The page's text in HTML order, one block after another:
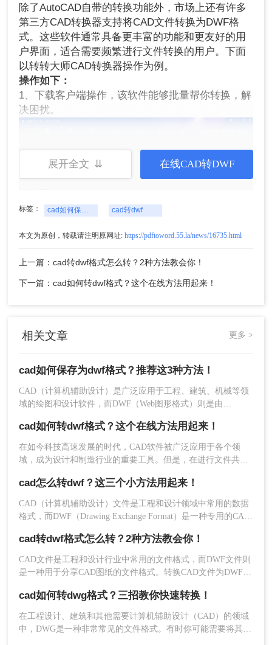
除了AutoCAD自带的转换功能外，市场上还有许多
第三方CAD转换器支持将CAD文件转换为DWF格
式。这些软件通常具备更丰富的功能和更友好的用
户界面，适合需要频繁进行文件转换的用户。下面
以转转大师CAD转换器操作为例。
操作如下：
1、下载客户端操作，该软件能够批量帮你转换，解
决困扰。
简单啦~
三、使用在线转换工具
随着互联网技术的发展，许多在线转换工具提供将
CAD文件转换为DWF格式的功能。这些工具通常易
转大师在线转换工具进行转换操作为例。
操作如下：
1、打开在线cad转dwf网址
https://pdftoword.55.la/cad2dwf/
2、点击添加文件，将需要转换的CAD文件上传上来。
展开全文 ⇊ 在线CAD转DWF
标签： cad如何保存为dwf格式 cad转dwf
本文为原创，转载请注明原网址: https://pdftoword.55.la/news/16735.html
上一篇：cad转dwf格式怎么转？2种方法教会你！
下一篇：cad如何转dwf格式？这个在线方法用起来！
相关文章 更多 >
cad如何保存为dwf格式？推荐这3种方法！
CAD（计算机辅助设计）是广泛应用于工程、建筑、机械等领
域的绘图和设计软件，而DWF（Web图形格式）则是由
计数据。将CAD文件保存为DWF格式，可以方便设计数据的查
看、评审和打印，同时减少文件体积，加快传输速度。那么cad
如何保存为dwf格式呢？以下是几种将CAD文件保存为DWF格
cad如何转dwf格式？这个在线方法用起来！
在如今科技高速发展的时代，CAD软件被广泛应用于各个领
域，成为设计和制造行业的重要工具。但是，在进行文件共享
DWF格式更加适合展示和浏览CAD设计。
cad怎么转dwf？这三个小方法用起来！
CAD（计算机辅助设计）文件是工程和设计领域中常用的数据
格式，而DWF（Drawing Exchange Format）是一种专用的CAD
格式可以方便地与他人共享设计文件，同时保持较高的文件质
量和安全性。那么cad怎么转dwf呢？本文将介绍三种将CAD文
件转换为DWF格式的方法，帮助您更好地管理和分享设计数
cad转dwf格式怎么转？2种方法教会你！
CAD文件是工程和设计行业中常用的文件格式，而DWF文件则
是一种用于分享CAD图纸的文件格式。转换CAD文件为DWF格
将介绍cad转dwf格式怎么转的几种方法，帮助你实现快速转
换。
cad如何转dwg格式？三招教你快速转换！
在工程设计、建筑和其他需要计算机辅助设计（CAD）的领域
中，DWG是一种非常常见的文件格式。有时你可能需要将其他